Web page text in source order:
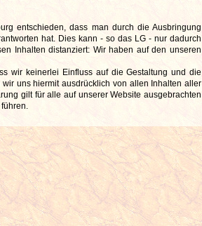
entschieden, dass man durch die Ausbringung
hat. Dies kann - so das LG - nur dadurch
Inhalten distanziert: Wir haben auf den unseren
wir keinerlei Einfluss auf die Gestaltung und die
uns hiermit ausdrücklich von allen Inhalten aller
gilt für alle auf unserer Website ausgebrachten